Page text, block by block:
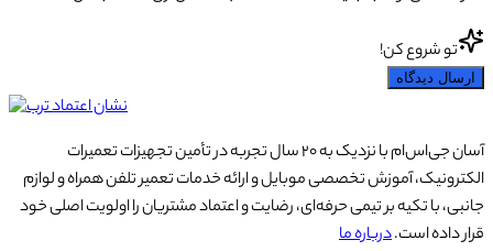
تو شروع کن!
ارسال دیدگاه
آسان جی‌اس‌ام با نزدیک به ۲۰ سال تجربه در تأمین تجهیزات تعمیرات
الکترونیک، آموزش تخصصی موبایل و ارائه خدمات تعمیر تلفن همراه و لوازم
جانبی، با تکیه بر تیمی حرفه‌ای، رضایت و اعتماد مشتریان را اولویت اصلی خود
قرار داده است.درباره ما